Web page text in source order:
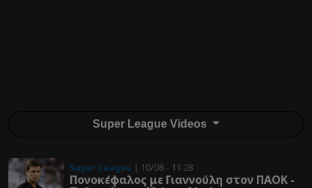
Super League Videos
Super League | 10/08 - 11:28
Πονοκέφαλος με Γιαννούλη στον ΠΑΟΚ -